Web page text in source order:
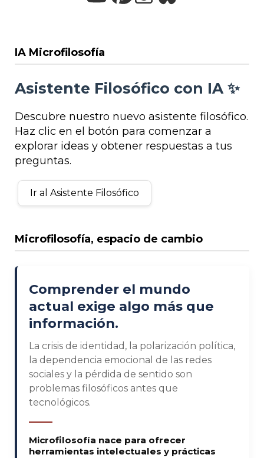
IA Microfilosofía
Asistente Filosófico con IA ✨
Descubre nuestro nuevo asistente filosófico.
Haz clic en el botón para comenzar a
explorar ideas y obtener respuestas a tus
preguntas.
Ir al Asistente Filosófico
Microfilosofía, espacio de cambio
Comprender el mundo
actual exige algo más que
información.
La crisis de identidad, la polarización política,
la dependencia emocional de las redes
sociales y la pérdida de sentido son
problemas filosóficos antes que
tecnológicos.
Microfilosofía nace para ofrecer
herramientas intelectuales y prácticas